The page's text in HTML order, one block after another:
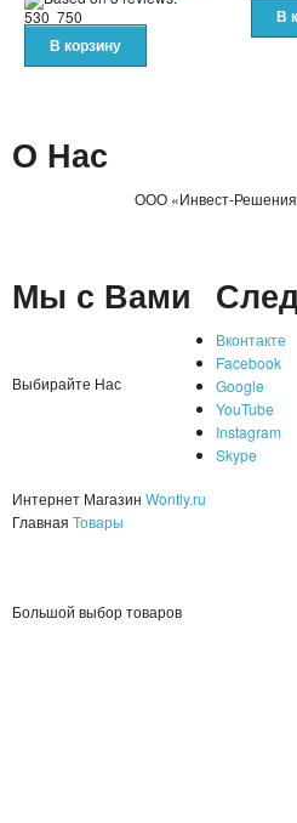
530 750
О Нас
ООО «Инвест-
Мы с Вами
Выбирайте Нас
Вконтакте
Facebook
Google
YouTube
Instagram
Skype
Интернет Магазин Wontly.ru
Главная Товары
Большой выбор товаров